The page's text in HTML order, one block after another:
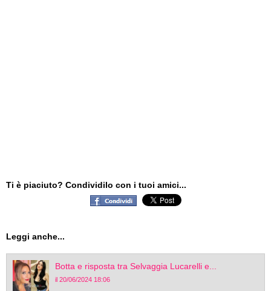
Ti è piaciuto? Condividilo con i tuoi amici...
Leggi anche...
Botta e risposta tra Selvaggia Lucarelli e...
il 20/06/2024 18:06